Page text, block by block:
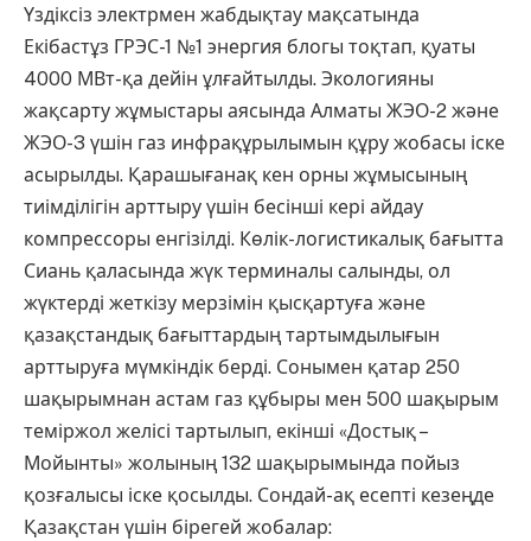
Үздіксіз электрмен жабдықтау мақсатында
Екібастұз ГРЭС-1 №1 энергия блогы тоқтап, қуаты
4000 МВт-қа дейін ұлғайтылды. Экологияны
жақсарту жұмыстары аясында Алматы ЖЭО-2 және
ЖЭО-3 үшін газ инфрақұрылымын құру жобасы іске
асырылды. Қарашығанақ кен орны жұмысының
тиімділігін арттыру үшін бесінші кері айдау
компрессоры енгізілді. Көлік-логистикалық бағытта
Сиань қаласында жүк терминалы салынды, ол
жүктерді жеткізу мерзімін қысқартуға және
қазақстандық бағыттардың тартымдылығын
арттыруға мүмкіндік берді. Сонымен қатар 250
шақырымнан астам газ құбыры мен 500 шақырым
теміржол желісі тартылып, екінші «Достық –
Мойынты» жолының 132 шақырымында пойыз
қозғалысы іске қосылды. Сондай-ақ есепті кезеңде
Қазақстан үшін бірегей жобалар: